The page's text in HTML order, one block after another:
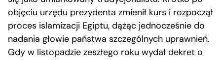
objęciu urzędu prezydenta zmienił kurs i rozpoczął
proces islamizacji Egiptu, dążąc jednocześnie do
nadania głowie państwa szczególnych uprawnień.
Gdy w listopadzie zeszłego roku wydał dekret o